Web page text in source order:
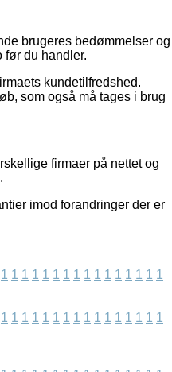
brugeres bedømmelser og
før du handler.
kundetilfredshed.
som også må tages i brug
firmaer på nettet og
imod forandringer der er
1 1 1 1 1 1 1 1 1 1 1 1 1 1 1 1
1 1 1 1 1 1 1 1 1 1 1 1 1 1 1 1